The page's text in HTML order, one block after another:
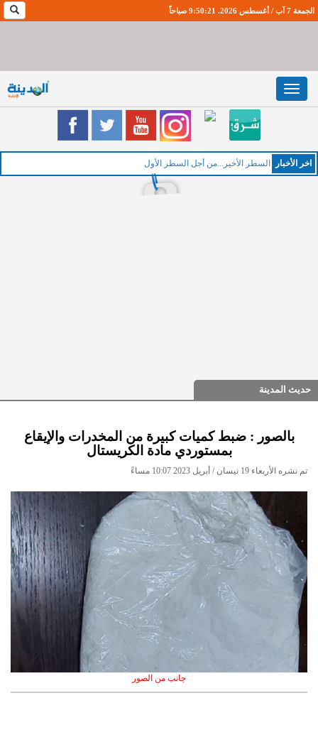
الجمعة 7 آب / أغسطس 2026. 9:50:22 صباحاً
Toggle
navigation
اخر اﻷخبار الخميس : طق
حديث المدينة
بالصور : ضبط كميات كبيرة من المخدرات والإيقاع
بمستوردي مادة الكريستال
تم نشره الأربعاء 19 نيسان / أبريل 2023 10:07 مساءً
جانب من الصور